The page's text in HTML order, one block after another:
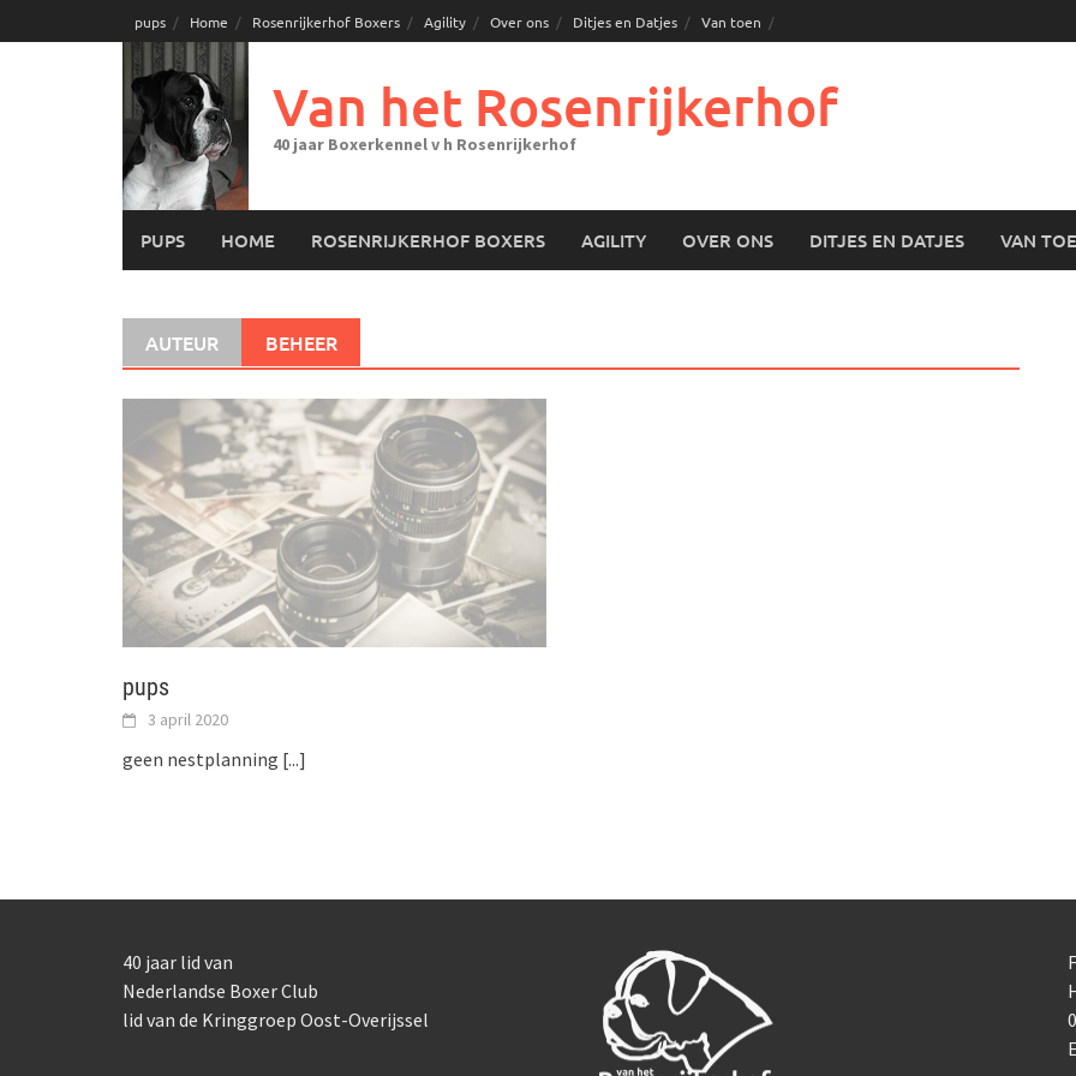
naar
pups Home Rosenrijkerhof Boxers Agility Over ons Ditjes en Datjes Van toen
Van het Rosenrijkerhof
40 jaar Boxerkennel v h Rosenrijkerhof
PUPS HOME ROSENRIJKERHOF BOXERS AGILITY OVER ONS DITJES EN DATJES VAN
AUTEUR BEHEER
pups
3 april 2020
geen nestplanning [...]
40 jaar lid van
Nederlandse Boxer Club
lid van de Kringgroep Oost-Overijssel